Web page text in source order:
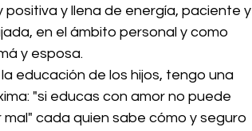
positiva y llena de energía, paciente y
en el ámbito personal y como
y esposa.
la educación de los hijos, tengo una
"si educas con amor no puede
mal" cada quien sabe cómo y seguro